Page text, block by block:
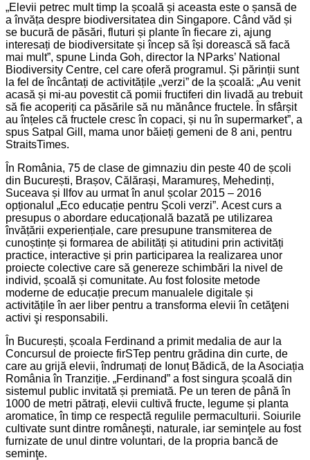
„Elevii petrec mult timp la școală și aceasta este o șansă de
a învăța despre biodiversitatea din Singapore. Când văd și
se bucură de păsări, fluturi și plante în fiecare zi, ajung
interesați de biodiversitate și încep să își dorească să facă
mai mult”, spune Linda Goh, director la NParks’ National
Biodiversity Centre, cel care oferă programul. Și părinții sunt
la fel de încântați de activitățile „verzi” de la școală: „Au venit
acasă și mi-au povestit că pomii fructiferi din livadă au trebuit
să fie acoperiți ca păsările să nu mănânce fructele. În sfârșit
au înțeles că fructele cresc în copaci, și nu în supermarket”, a
spus Satpal Gill, mama unor băieți gemeni de 8 ani, pentru
StraitsTimes.
În România, 75 de clase de gimnaziu din peste 40 de școli
din București, Brașov, Călărași, Maramureș, Mehedinți,
Suceava și Ilfov au urmat în anul școlar 2015 – 2016
opționalul „Eco educație pentru Școli verzi”. Acest curs a
presupus o abordare educațională bazată pe utilizarea
învățării experiențiale, care presupune transmiterea de
cunoștințe și formarea de abilități și atitudini prin activități
practice, interactive și prin participarea la realizarea unor
proiecte colective care să genereze schimbări la nivel de
individ, școală și comunitate. Au fost folosite metode
moderne de educație precum manualele digitale și
activitățile în aer liber pentru a transforma elevii în cetăţeni
activi şi responsabili.
În București, școala Ferdinand a primit medalia de aur la
Concursul de proiecte firSTep pentru grădina din curte, de
care au grijă elevii, îndrumați de Ionuț Bădică, de la Asociația
România în Tranziție. „Ferdinand” a fost singura școală din
sistemul public invitată și premiată. Pe un teren de până în
1000 de metri pătrați, elevii cultivă fructe, legume și planta
aromatice, în timp ce respectă regulile permaculturii. Soiurile
cultivate sunt dintre româneşti, naturale, iar seminţele au fost
furnizate de unul dintre voluntari, de la propria bancă de
seminţe.